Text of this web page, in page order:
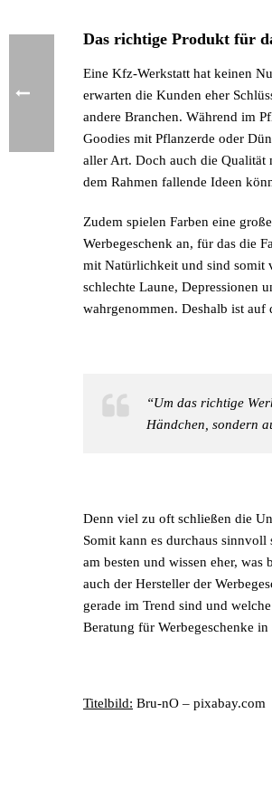
Das richtige Produkt für
Eine Kfz-Werkstatt hat keinen
erwarten die Kunden eher
andere Branchen. Während im
Goodies mit Pflanzerde oder
aller Art. Doch auch die Qualität
dem Rahmen fallende Ideen
Zudem spielen Farben eine
Werbegeschenk an, für das die
mit Natürlichkeit und sind somit
schlechte Laune, Depressionen
wahrgenommen. Deshalb ist auf
“Um das richtige
Händchen, sondern
Denn viel zu oft schließen die
Somit kann es durchaus
am besten und wissen eher,
auch der Hersteller der
gerade im Trend sind und
Beratung für Werbegeschenke
Titelbild: Bru-nO – pixabay.com